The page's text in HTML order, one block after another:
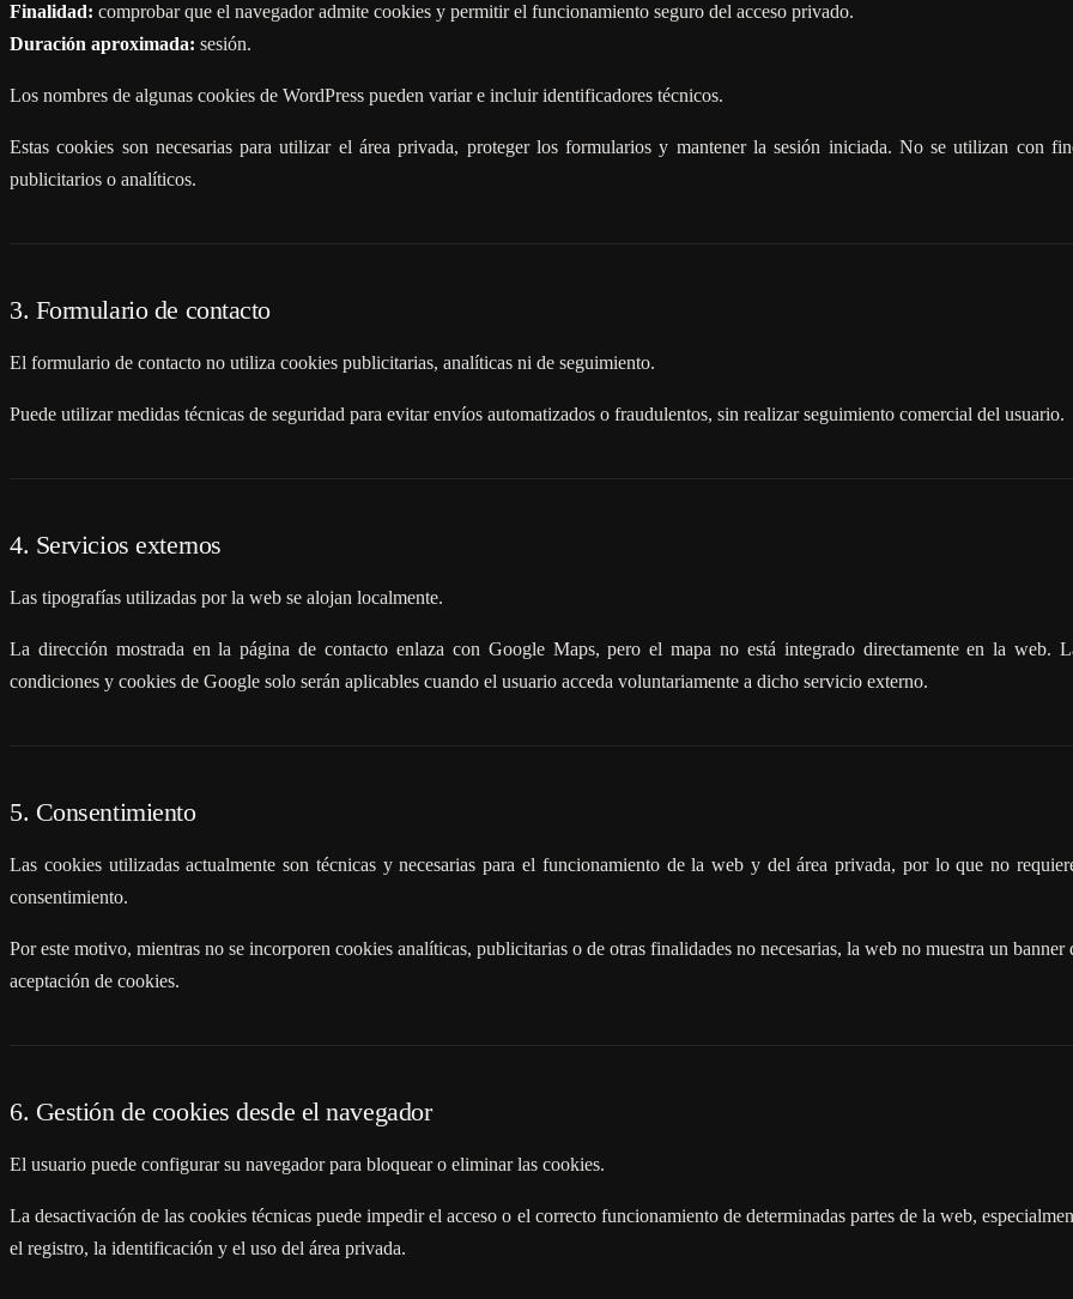
Finalidad: comprobar que el navegador admite cookies y permitir el funcionamiento seguro del acceso privado.
Duración aproximada: sesión.
Los nombres de algunas cookies de WordPress pueden variar e incluir identificadores técnicos.
Estas cookies son necesarias para utilizar el área privada, proteger los formularios y mantener la sesión iniciada. No se utilizan con
publicitarios o analíticos.
3. Formulario de contacto
El formulario de contacto no utiliza cookies publicitarias, analíticas ni de seguimiento.
Puede utilizar medidas técnicas de seguridad para evitar envíos automatizados o fraudulentos, sin realizar seguimiento comercial del usuario.
4. Servicios externos
Las tipografías utilizadas por la web se alojan localmente.
La dirección mostrada en la página de contacto enlaza con Google Maps, pero el mapa no está integrado directamente en la web.
condiciones y cookies de Google solo serán aplicables cuando el usuario acceda voluntariamente a dicho servicio externo.
5. Consentimiento
Las cookies utilizadas actualmente son técnicas y necesarias para el funcionamiento de la web y del área privada, por lo que no
consentimiento.
Por este motivo, mientras no se incorporen cookies analíticas, publicitarias o de otras finalidades no necesarias, la web no muestra un banner
aceptación de cookies.
6. Gestión de cookies desde el navegador
El usuario puede configurar su navegador para bloquear o eliminar las cookies.
La desactivación de las cookies técnicas puede impedir el acceso o el correcto funcionamiento de determinadas partes de la web,
el registro, la identificación y el uso del área privada.